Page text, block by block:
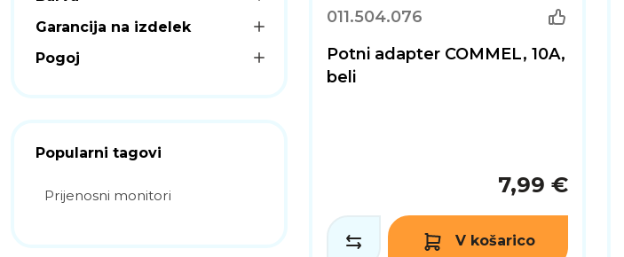
Garancija na izdelek
Pogoj
Popularni tagovi
Prijenosni monitori
011.504.076
Potni adapter COMMEL, 10A,
beli
7,99 €
V košarico